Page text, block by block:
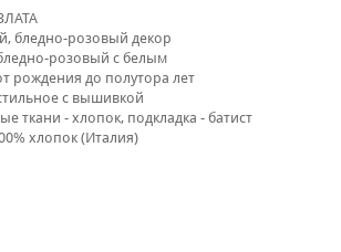
бледно-розовый декор
розовый с белым
рождения до полутора лет
с вышивкой
ткани - хлопок, подкладка - батист
хлопок (Италия)